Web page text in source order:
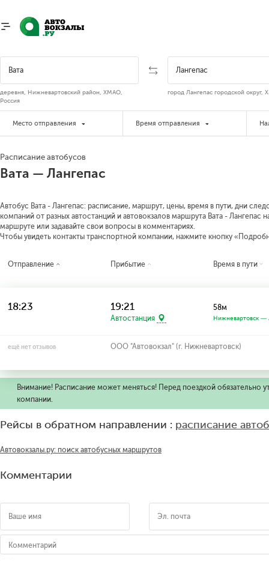
деревня, Нижневартовский район, ХМАО,
Россия
город Лангепас городской округ,
Место отправления Время отправления
Расписание автобусов
Вата — Лангепас
Автобус Вата - Лангепас: расписание, маршрут, цены, время в пути, дни
компаний от разных автостанций и автовокзалов маршрута Вата - Лангепас
маршруте или задавайте свои вопросы в комментариях.
Чтобы увидеть контакты транспортной компании, нажмите кнопку
Отправление Прибытие Время в пути
18:23 19:21
Автостанция
58м
Нижневартовск —
ещё нет отзывов ООО "Автовокзал" (г. Нижневартовск)
Внимание! Расписание может меняться! Перед поездкой обязательно
компании.
Рейсы в обратном направлении : расписание
Автовокзалы.ру: поиск автобусных маршрутов
Комментарии